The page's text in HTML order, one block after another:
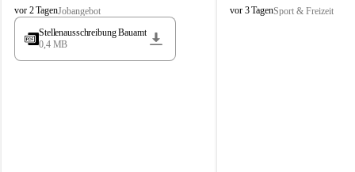
S
t
s
vor 2 TagenJobangebot
Stellenausschreibung Bauamt
0,4 MB
S
vor 3 TagenSport & Freizeit